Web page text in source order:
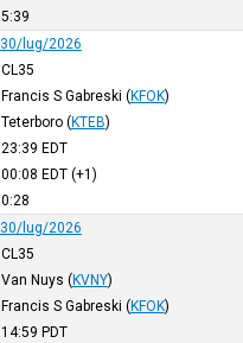
5:39
30/lug/2026
CL35
Francis S Gabreski (KFOK)
Teterboro (KTEB)
23:39 EDT
00:08 EDT(+1)
0:28
30/lug/2026
CL35
Van Nuys (KVNY)
Francis S Gabreski (KFOK)
14:59 PDT